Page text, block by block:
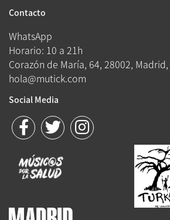
Contacto
WhatsApp
Horario: 10 a 21h
Corazón de María, 64, 28002, Madrid,
hola@mutick.com
Social Media